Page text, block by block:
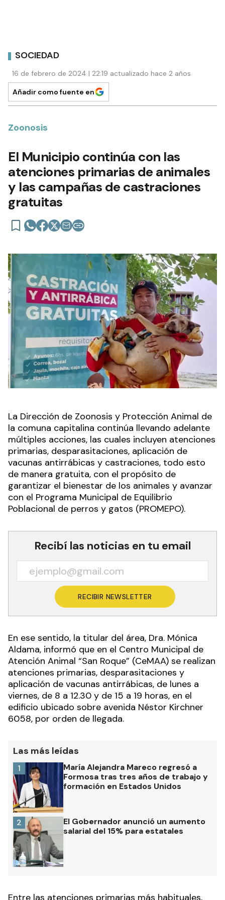
SOCIEDAD
16 de febrero de 2024 | 22:19 actualizado hace 2 años
Añadir como fuente en
Zoonosis
El Municipio continúa con las
atenciones primarias de animales
y las campañas de castraciones
gratuitas
La Dirección de Zoonosis y Protección Animal de
la comuna capitalina continúa llevando adelante
múltiples acciones, las cuales incluyen atenciones
primarias, desparasitaciones, aplicación de
vacunas antirrábicas y castraciones, todo esto
de manera gratuita, con el propósito de
garantizar el bienestar de los animales y avanzar
con el Programa Municipal de Equilibrio
Poblacional de perros y gatos (PROMEPO).
Recibí las noticias en tu email
RECIBIR NEWSLETTER
En ese sentido, la titular del área, Dra. Mónica
Aldama, informó que en el Centro Municipal de
Atención Animal “San Roque” (CeMAA) se realizan
atenciones primarias, desparasitaciones y
aplicación de vacunas antirrábicas, de lunes a
viernes, de 8 a 12.30 y de 15 a 19 horas, en el
edificio ubicado sobre avenida Néstor Kirchner
6058, por orden de llegada.
Las más leídas
María Alejandra Mareco regresó a
Formosa tras tres años de trabajo y
formación en Estados Unidos
1
El Gobernador anunció un aumento
salarial del 15% para estatales
2